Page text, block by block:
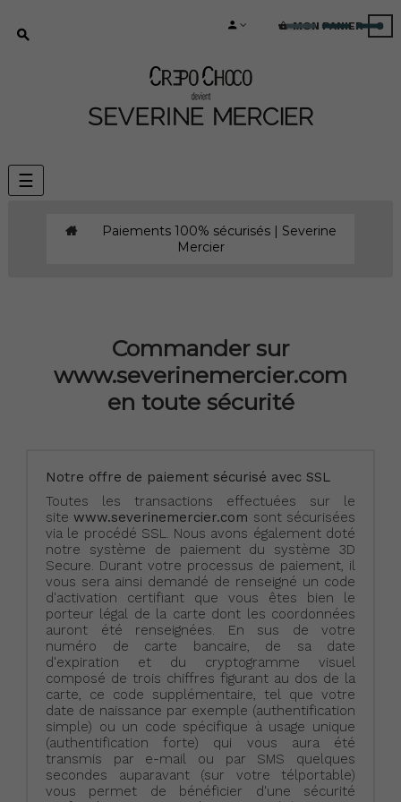
MON PANIER 0
Basculer
la
☰
Paiements 100% sécurisés | Severine
Mercier
Commander sur
www.severinemercier.com
en toute sécurité
Notre offre de paiement sécurisé avec SSL
Toutes les transactions effectuées sur le
sitewww.severinemercier.com sont sécurisées
via le procédé SSL. Nous avons également doté
notre système de paiement du système 3D
Secure. Durant votre processus de paiement, il
vous sera ainsi demandé de renseigné un code
d'activation certifiant que vous êtes bien le
porteur légal de la carte dont les coordonnées
auront été renseignées. En sus de votre
numéro de carte bancaire, de sa date
d'expiration et du cryptogramme visuel
composé de trois chiffres figurant au dos de la
carte, ce code supplémentaire, tel que votre
date de naissance par exemple (authentification
simple) ou un code spécifique à usage unique
(authentification forte) qui vous aura été
transmis par e-mail ou par SMS quelques
secondes auparavant (sur votre télportable)
vous permet de bénéficier d'une sécurité